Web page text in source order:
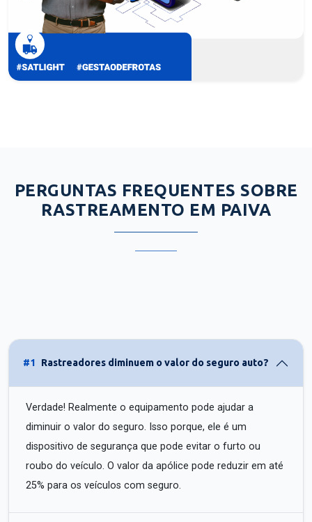
PERGUNTAS FREQUENTES SOBRE
RASTREAMENTO EM PAIVA
#1 Rastreadores diminuem o valor do seguro auto?
Verdade! Realmente o equipamento pode ajudar a
diminuir o valor do seguro. Isso porque, ele é um
dispositivo de segurança que pode evitar o furto ou
roubo do veículo. O valor da apólice pode reduzir em até
25% para os veículos com seguro.